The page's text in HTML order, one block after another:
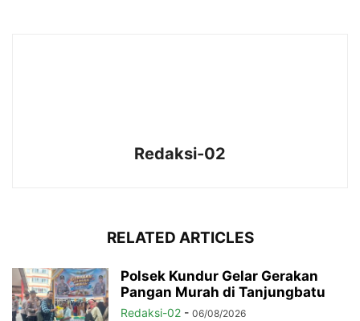
Redaksi-02
RELATED ARTICLES
Polsek Kundur Gelar Gerakan
Pangan Murah di Tanjungbatu
Redaksi-02 - 06/08/2026